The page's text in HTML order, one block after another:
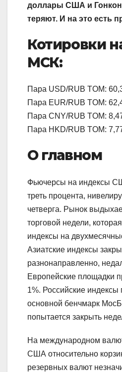
доллары США и
теряют. И на это есть
Котировки
МСК:
Пара USD/RUB TOM:
Пара EUR/RUB TOM:
Пара CNY/RUB TOM:
Пара HKD/RUB TOM:
О главном
Фьючерсы на индексы
треть процента,
четверга. Рынок
торговой недели,
индексы на
Азиатские индексы
разнонаправленно,
Европейские площадки
1%. Российские индексы
основной бенчмарк
попытается закрыть
На международном
США относительно
резервных валют